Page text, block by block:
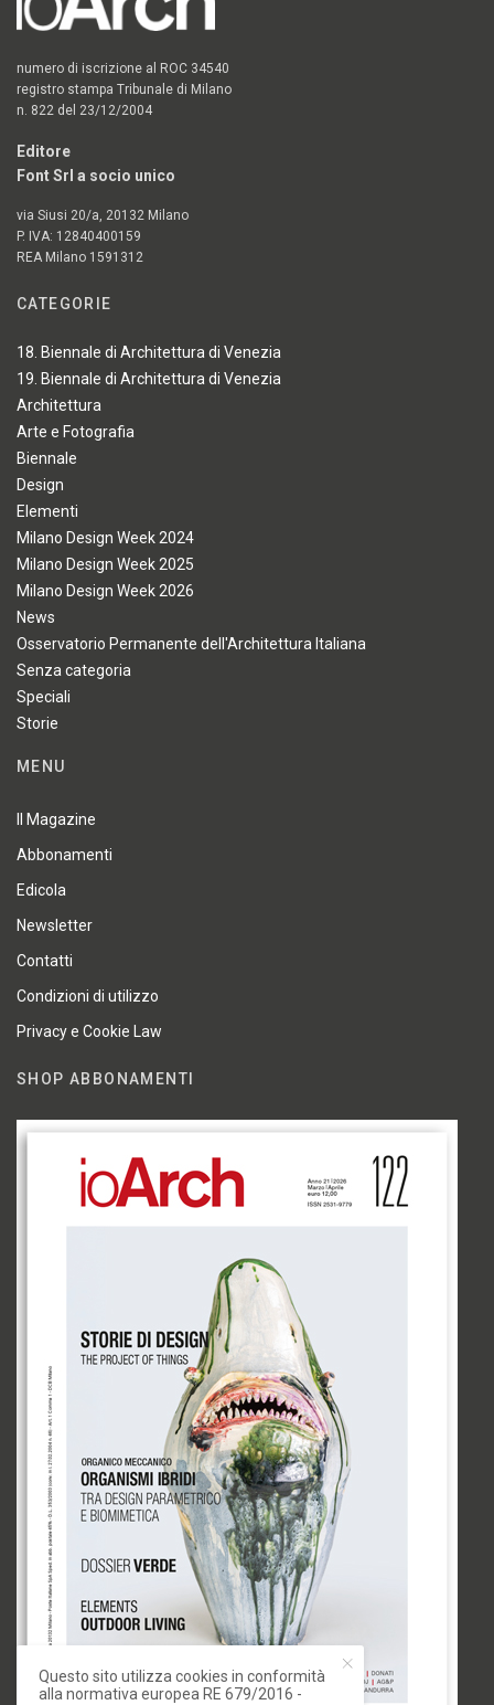
numero di iscrizione al ROC 34540
registro stampa Tribunale di Milano
n. 822 del 23/12/2004
Editore
Font Srl a socio unico
via Siusi 20/a, 20132 Milano
P. IVA: 12840400159
REA Milano 1591312
CATEGORIE
18. Biennale di Architettura di Venezia
19. Biennale di Architettura di Venezia
Architettura
Arte e Fotografia
Biennale
Design
Elementi
Milano Design Week 2024
Milano Design Week 2025
Milano Design Week 2026
News
Osservatorio Permanente dell'Architettura Italiana
Senza categoria
Speciali
Storie
MENU
Il Magazine
Abbonamenti
Edicola
Newsletter
Contatti
Condizioni di utilizzo
Privacy e Cookie Law
SHOP ABBONAMENTI
Questo sito utilizza cookies in conformità
alla normativa europea RE 679/2016 -